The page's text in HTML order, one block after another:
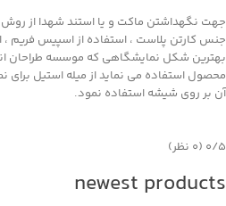
جهت نگهداشتن ماکت و یا استند شهدا از
جنس کارتن پلاست ، استفاده از اسپیس فریم ،
بهترین شکل نمایشگاهی که موسسه طراحان
محصول استفاده می نماید از میله استیل
آن بر روی شیشه استفاده نمود.
‫۰/۵ ‫(۰ نظر)
newest products